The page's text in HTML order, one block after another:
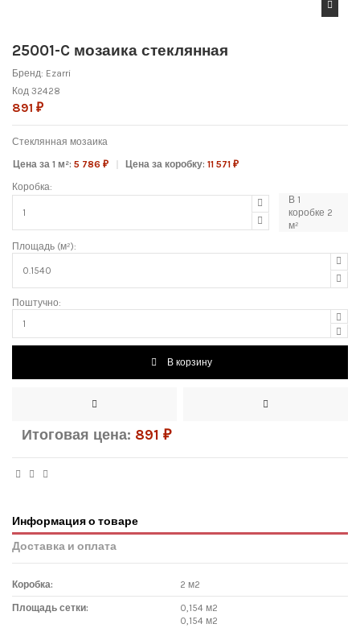
25001-C мозаика стеклянная
Бренд: Ezarri
Код 32428
891 ₽
Стеклянная мозаика
Цена за 1 м²:5 786 ₽ Цена за коробку:11 571 ₽
Коробка:
В 1
коробке 2
м²
Площадь (м²):
Поштучно:
В корзину
Итоговая цена: 891 ₽
Информация о товаре
Доставка и оплата
Коробка: 2 м2
Площадь сетки:
0,154 м2
0,154 м2